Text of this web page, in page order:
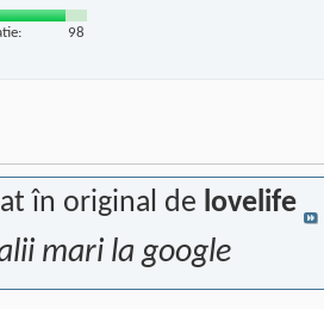
98
în original de lovelife
mari la google